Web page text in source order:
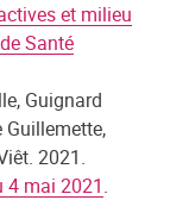
et milieu
Santé
Guignard
Guillemette,
2021.
4 mai 2021.